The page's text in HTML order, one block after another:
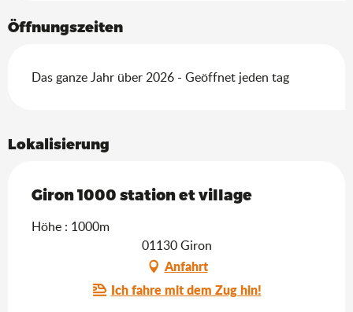
Öffnungszeiten
Das ganze Jahr über 2026 - Geöffnet jeden tag
Lokalisierung
Giron 1000 station et village
Höhe : 1000m
01130 Giron
Anfahrt
Ich fahre mit dem Zug hin!